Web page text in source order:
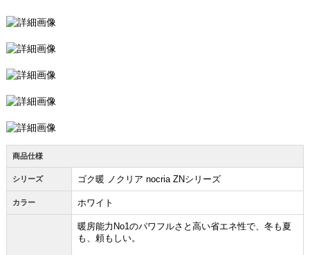
商品仕様
シリーズ ゴク暖 ノクリア nocria ZNシリーズ
カラー ホワイト
暖房能力No1のパワフルさと高い省エネ性で、冬も夏
も、頼もしい。